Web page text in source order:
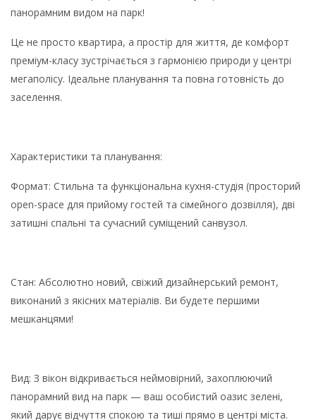
панорамним видом на парк!
Це не просто квартира, а простір для життя, де комфорт
преміум-класу зустрічається з гармонією природи у центрі
мегаполісу. Ідеальне планування та повна готовність до
заселення.
Характеристики та планування:
Формат: Стильна та функціональна кухня-студія (просторий
open-space для прийому гостей та сімейного дозвілля), дві
затишні спальні та сучасний суміщений санвузол.
Стан: Абсолютно новий, свіжий дизайнерський ремонт,
виконаний з якісних матеріалів. Ви будете першими
мешканцями!
Вид: З вікон відкривається неймовірний, захоплюючий
панорамний вид на парк — ваш особистий оазис зелені,
який дарує відчуття спокою та тиші прямо в центрі міста.